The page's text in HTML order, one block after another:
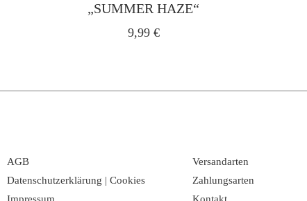
„SUMMER HAZE“
9,99 €
AGB
Datenschutzerklärung | Cookies
Versandarten
Zahlungsarten